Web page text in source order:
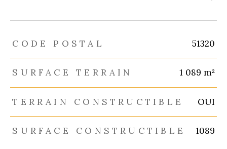
TRAD_ZEPHYR_Caracteristique TRAD_ZEPHYR_Valeurs
CODE POSTAL 51320
SURFACE TERRAIN 1 089 m²
TERRAIN CONSTRUCTIBLE OUI
SURFACE CONSTRUCTIBLE 1089